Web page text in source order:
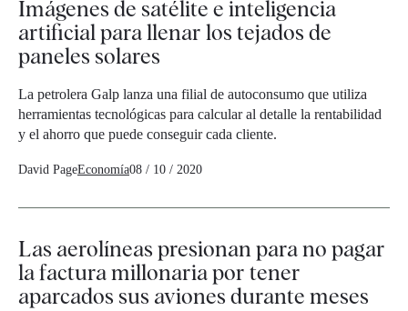
Imágenes de satélite e inteligencia
artificial para llenar los tejados de
paneles solares
La petrolera Galp lanza una filial de autoconsumo que utiliza
herramientas tecnológicas para calcular al detalle la rentabilidad
y el ahorro que puede conseguir cada cliente.
David PageEconomía08 / 10 / 2020
Las aerolíneas presionan para no pagar
la factura millonaria por tener
aparcados sus aviones durante meses